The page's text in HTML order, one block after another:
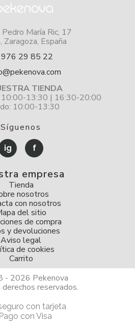
María Ric, 17
España
976 29 85 22
TIENDA
10:00-13:30 | 16:30-20:00
10:00-13:30
Síguenos
ig f
empresa
Tienda
nosotros
con nosotros
del sitio
de compra
y devoluciones
Aviso legal
de cookies
Carrito
2026 Pekenova
reservados.
con tarjeta